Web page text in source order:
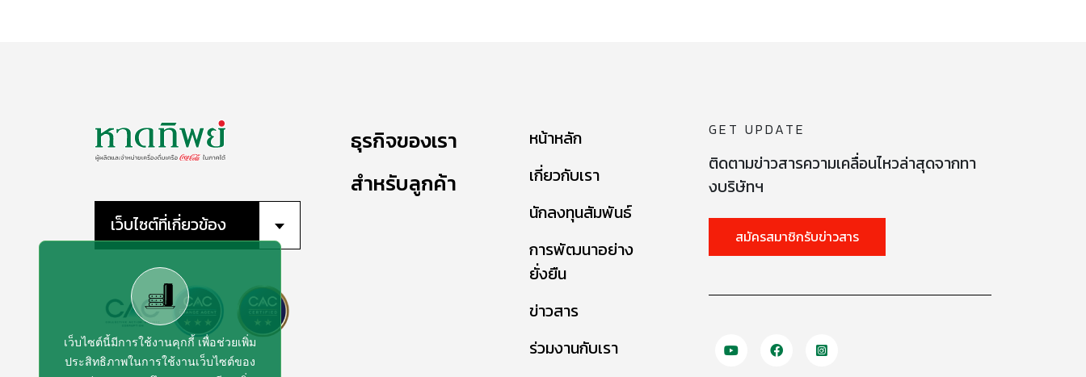
เว็บไซต์นี้มีการใช้งานคุกกี้ เพื่อช่วยเพิ่ม
ประสิทธิภาพในการใช้งานเว็บไซต์ของ
เว็บไซต์ที่เกี่ยวข้อง
ธุรกิจของเรา
สำหรับลูกค้า
หน้าหลัก
เกี่ยวกับเรา
นักลงทุนสัมพันธ์
การพัฒนาอย่าง
ยั่งยืน
ข่าวสาร
ร่วมงานกับเรา
GET UPDATE
ติดตามข่าวสารความเคลื่อนไหวล่าสุดจากทา
งบริษัทฯ
สมัครสมาชิกรับข่าวสาร